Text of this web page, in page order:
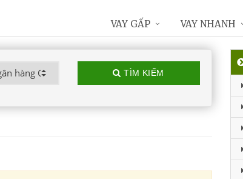
TÌM KIẾM
VAY GẤP VAY NHANH